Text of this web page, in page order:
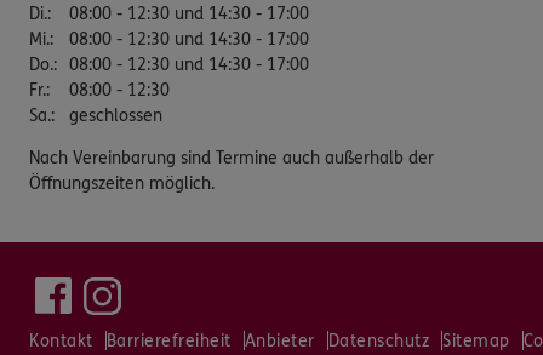
Di.:
08:00 - 12:30 und 14:30 - 17:00
Mi.:
08:00 - 12:30 und 14:30 - 17:00
Do.: 08:00 - 12:30 und 14:30 - 17:00
Fr.:
08:00 - 12:30
Sa.: geschlossen
Nach Vereinbarung sind Termine auch außerhalb der
Öffnungszeiten möglich.
Kontakt Barrierefreiheit Anbieter Datenschutz Sitemap